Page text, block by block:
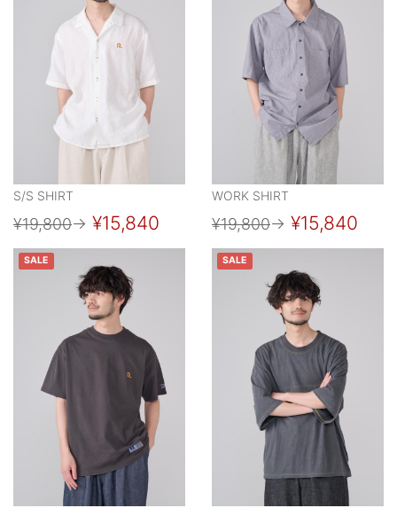
S/S SHIRT
¥19,800→ ¥15,840
WORK SHIRT
¥19,800→ ¥15,840
SALE SALE